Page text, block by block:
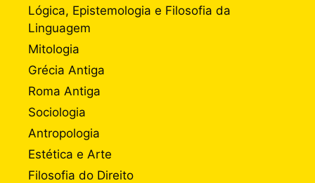
Lógica, Epistemologia e Filosofia da
Linguagem
Mitologia
Grécia Antiga
Roma Antiga
Sociologia
Antropologia
Estética e Arte
Filosofia do Direito